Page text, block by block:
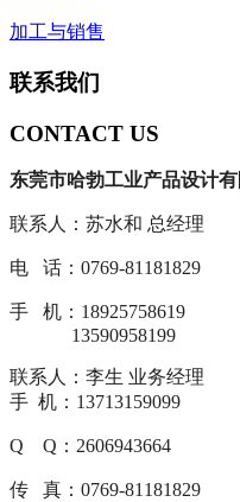
加工与销售
联系我们
CONTACT US
东莞市哈勃工业产品设计有
联系人：苏水和 总经理
电 话：0769-81181829
手 机：18925758619
13590958199
联系人：李生 业务经理
手 机：13713159099
Q Q：2606943664
传 真：0769-81181829